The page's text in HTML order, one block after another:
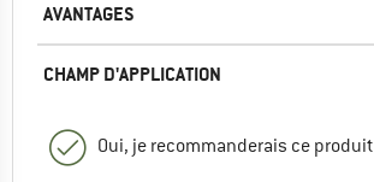
AVANTAGES
CHAMP D'APPLICATION
Oui, je recommanderais ce